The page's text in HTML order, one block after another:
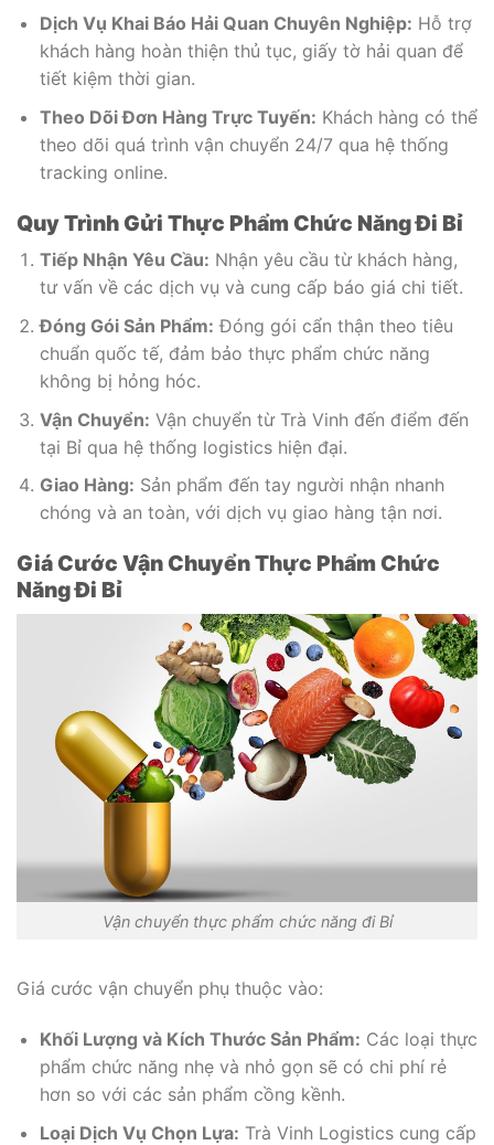
Dịch Vụ Khai Báo Hải Quan Chuyên Nghiệp: Hỗ trợ
khách hàng hoàn thiện thủ tục, giấy tờ hải quan để
tiết kiệm thời gian.
Theo Dõi Đơn Hàng Trực Tuyến: Khách hàng có thể
theo dõi quá trình vận chuyển 24/7 qua hệ thống
tracking online.
Quy Trình Gửi Thực Phẩm Chức Năng Đi Bỉ
Tiếp Nhận Yêu Cầu: Nhận yêu cầu từ khách hàng,
tư vấn về các dịch vụ và cung cấp báo giá chi tiết.
Đóng Gói Sản Phẩm: Đóng gói cẩn thận theo tiêu
chuẩn quốc tế, đảm bảo thực phẩm chức năng
không bị hỏng hóc.
Vận Chuyển: Vận chuyển từ Trà Vinh đến điểm đến
tại Bỉ qua hệ thống logistics hiện đại.
Giao Hàng: Sản phẩm đến tay người nhận nhanh
chóng và an toàn, với dịch vụ giao hàng tận nơi.
Giá Cước Vận Chuyển Thực Phẩm Chức
Năng Đi Bỉ
Vận chuyển thực phẩm chức năng đi Bỉ
Giá cước vận chuyển phụ thuộc vào:
Khối Lượng và Kích Thước Sản Phẩm: Các loại thực
phẩm chức năng nhẹ và nhỏ gọn sẽ có chi phí rẻ
hơn so với các sản phẩm cồng kềnh.
Loại Dịch Vụ Chọn Lựa: Trà Vinh Logistics cung cấp